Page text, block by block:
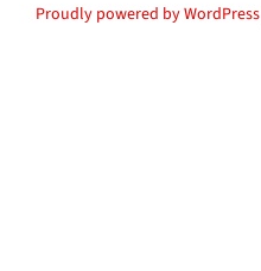
Proudly powered by WordPress